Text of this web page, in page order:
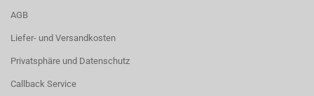
AGB
Liefer- und Versandkosten
Privatsphäre und Datenschutz
Callback Service